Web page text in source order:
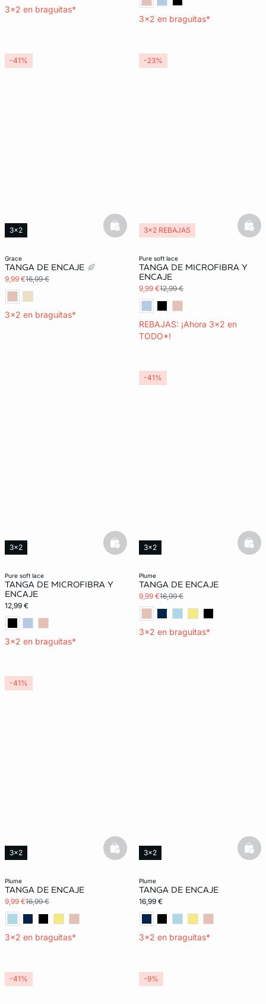
3x2 en braguitas*
3x2 en braguitas*
grace
TANGA DE ENCAJE
9,99 €16,99 €
3x2 en braguitas*
3x2 basketfull
-41%
pure soft lace
TANGA DE MICROFIBRA Y
ENCAJE
9,99 €12,99 €
REBAJAS: ¡Ahora 3x2 en
TODO*!
3x2 REBAJAS
-23%
pure soft lace
TANGA DE MICROFIBRA Y
ENCAJE
12,99 €
3x2 en braguitas*
3x2
basketfull
plume
TANGA DE ENCAJE
9,99 €16,99 €
3x2 en braguitas*
3x2
-41%
plume
TANGA DE ENCAJE
9,99 €16,99 €
3x2 en braguitas*
3x2 basketfull
-41%
plume
TANGA DE ENCAJE
16,99 €
3x2 en braguitas*
3x2
-41% -9%